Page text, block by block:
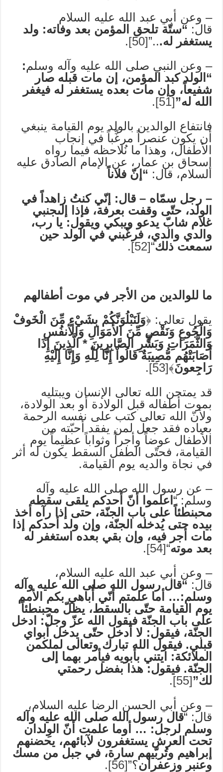
– وعن أبي عبد الله عليه السلام
قال: “ستّة تلحق المؤمن بعد وفاته: ولد
يستغفر له...”
[50]
.
– وعن النبي صلى الله عليه وآله وسلم:
“الولد كبد المؤمن، إن مات قبله صار
شفيعاً، وإن مات بعده يستغفر له فيغفر
الله له”[51]
.
فانتفاع الوالدين بالولد يوم القيامة ينبغي
أن يكون عنصراً مرغِّباً في إنجاب
الأطفال، وهذا ما نُلاحظه فيما رواه
إسحاق بن عمار، عن الإمام الصادق عليه
السلام، قال: “إنّ فلاناً
– رجل سمّاه – قال: إنّي كنتُ زاهداً في
الولد، حتّى وقفت بعرفة، فإذا إلىجنبي
غلام شابّ يدعو ويبكي ويقول: يا رب،
والدي والدي، فرغّبني في الولد حين
سمعت ذلك“
[52]
.
ما للوالدين من الأجر في موت أطفالهم
يقول تعالى: ﴿وَلَنَبْلُوَنَّكُمْ بِشَيْءٍ مِّنَ الْخَوفْ
وَالْجُوعِ وَنَقْصٍ مِّنَ الأَمَوَالِ وَالأنفُسِ
وَالثَّمَرَاتِ وَبَشِّرِ الصَّابِرِينَ * الَّذِينَ إِذَا
أَصَابَتْهُم مُّصِيبَةٌ قَالُواْ إِنَّا لِلّهِ وَإِنَّا إِلَيْهِ
رَاجِعونَ﴾[53]
.
قد يمتحن الله تعالى الإنسان ويبتليه
بموت أطفاله قبل الولادة أو بعد الولادة،
ولأنّ الله تعالى كتب على نفسه الرحمة
بعباده فقد جعل لمن يفقد أحبّته من
الأطفال عوضاً وأجراً وثواباً عظيماً يوم
القيامة، فحتّى الطفل السقط يكون له أثر
في نجاة والديه يوم القيامة.
– عن رسول الله صلى الله عليه وآله
وسلم: “ اعلموا أنّ أحدكم يلقى سقطه
محبنطئاً على باب الجنّة، حتى إذا رآه أخذ
بيده حتى يُدخله الجنّة، وإن ولد أحدكم إذا
مات أجر فيه، وإن بقي بعده استغفر له
بعد موته“
[54]
.
– وعن أبي عبد الله عليه السلام،
قال: “قال رسول الله صلى الله عليه وآله
وسلم:… أما علمتم أنّي أُباهي بكم الأمم
يوم القيامة حتّى بالسقط، يظلّ محبنطئاً
على باب الجنّة فيقول الله عزّ وجلّ: ادخل
الجنّة، فيقول: لا أدخل حتّى يدخل أبواي
قبلي. فيقول الله تبارك وتعالى لملكمن
الملائكة: ايتني بأبويه فيأمر بهما إلى
الجنّة. فيقول: هذا بفضل رحمتي
لك”[55]
.
– وعن أبي الحسن الرضا عليه السلام،
قال: “قال رسول الله صلى الله عليه وآله
وسلم لرجل: … أوما علمت أنّ الوِلدان
تحت العرش يستغفرون لآبائهم، يحضنهم
إبراهيم وتُربّيهم سارة، في جبل من مسك
وعنبر وزعفران؟”[56]
.